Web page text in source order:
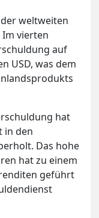
weltweiten
Im vierten
auf
USD, was dem
hat
in den
Das hohe
hat zu einem
geführt